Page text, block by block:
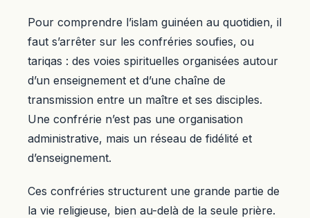
Pour comprendre l’islam guinéen au quotidien, il
faut s’arrêter sur les confréries soufies, ou
tariqas : des voies spirituelles organisées autour
d’un enseignement et d’une chaîne de
transmission entre un maître et ses disciples.
Une confrérie n’est pas une organisation
administrative, mais un réseau de fidélité et
d’enseignement.
Ces confréries structurent une grande partie de
la vie religieuse, bien au-delà de la seule prière.